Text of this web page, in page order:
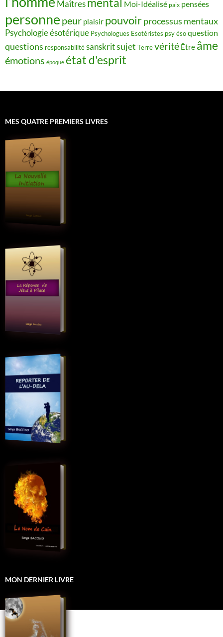
Maîtres Moi-Idéalisé paix pensées
personne peur plaisir pouvoirprocessus mentaux
Psychologie ésotérique Psychologues Esotéristes psy ésoquestion
questions responsabilitésanskritsujet Terrevérité Être âme
émotions époque état d'esprit
MES QUATRE PREMIERS LIVRES
MON DERNIER LIVRE